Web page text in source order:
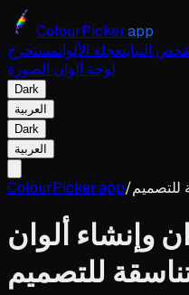
ColourPicker.app
فحص التباينعجلة الألوانمستخرج
لوحة ألوان الصورة
Dark
العربية
Dark
العربية
ColourPicker.app/للتصميم
وإنشاء ألوان
للتصميم